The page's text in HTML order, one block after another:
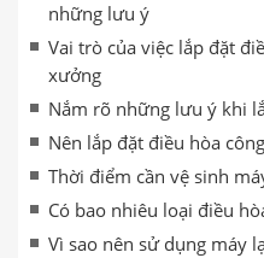
những lưu ý
Vai trò của việc lắp đặt
xưởng
Nắm rõ những lưu ý khi
Nên lắp đặt điều hòa
Thời điểm cần vệ sinh
Có bao nhiêu loại điều
Vì sao nên sử dụng máy